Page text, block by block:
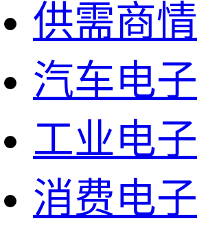
供需商情
汽车电子
工业电子
消费电子